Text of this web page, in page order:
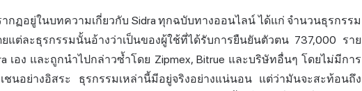
กฏอยู่ในบทความเกี่ยวกับ Sidra ทุกฉบับทางออนไลน์ ได้แก่ จำนวนธุรกรรม
แต่ละธุรกรรมนั้นอ้างว่าเป็นของผู้ใช้ที่ได้รับการยืนยันตัวตน 737,000 ราย
เอง และถูกนำไปกล่าวซ้ำโดย Zipmex, Bitrue และบริษัทอื่นๆ โดยไม่มีการ
ชนอย่างอิสระ ธุรกรรมเหล่านี้มีอยู่จริงอย่างแน่นอน แต่ว่ามันจะสะท้อนถึง